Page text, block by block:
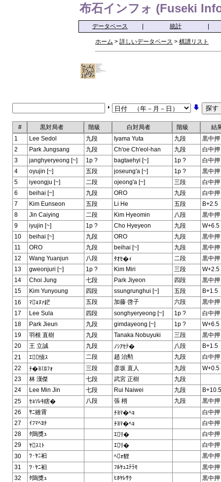
布石インフォ (Fuseki
データベース 統計
ホーム > 詳しいデータベース > 棋譜リスト
# 黒対局者 階級 白対局者 階級
結
1
Lee Sedol 九段 Iyama Yuta 九段
黒中
2
Park Jungsang 九段 Ch'oe Ch'eol-han 九段
白中
3
janghyeryeong [~] 1p ? bagtaehyi [~] 1p ?
白中
4
oyujin [~] 五段 joseung'a [~] 1p ?
黒中
5
iyeongju [~] 二段 ojeong'a [~] 三段
白中
6
beihai [~] 九段 ORO 九段
白中
7
Kim Eunseon 五段 Li He 五段
B+2.5
8
Jin Caiying 二段 Kim Hyeomin 八段
黒中
9
iyujin [~] 1p ? Cho Hyeyeon 九段
W+6.5
10
beihai [~] 九段 ORO 九段
黒中
11
ORO 九段 beihai [~] 九段
黒中
12
Wang Yuanjun 八段 ﾀｵｾ�ｨ 二段
黒中
13
gweonjuri [~] 1p ? Kim Miri 三段
W+2.5
14
Choi Jung 七段 Park Jiyeon 四段
黒中
15
Kim Yunyoung 四段 ssungrunghui [~] 五段
B+1.5
16
ﾏｮﾇｧ鋩 五段 加藤 啓子 六段
黒中
17
Lee Sula 四段 songhyeryeong [~] 1p ?
白中
18
Park Jieun 九段 gimdayeong [~] 1p ?
W+6.5
19
羽根 直樹 九段 Tanaka Nobuyuki 三段
黒中
20
王 立誠 九段 ﾉｼｱｾﾃ� 八段
B+1.5
21
ｴ憘ｽ 二段 趙 治勲 九段
白中
22
ﾁ�ﾖﾐﾛﾌｫ 三段 彦坂 直人 九段
W+0.5
23
林 漢傑 七段 武宮 正樹
九段
24
Lee Min Jin 七段 Rui Naiwei 九段
B+10.5
25
ｾｮｿﾚｷ瞎� 八段 張 栩 九段
黒中
26
ｻﾆ雖霄 ﾁﾖﾏ�ﾍｮ
白中
27
ｲﾌﾏﾍﾖﾁ ﾁﾖﾏ�ﾍｮ
白中
28
ﾀ隝獎ｭ ｴﾘ�
白中
29
ﾔｽﾐﾄ ｴﾘ�
白中
30
ﾂ･ﾔﾆ衵 ﾍｫ貍
黒中
31
ﾂ･ﾔﾆ衵 ﾌﾙﾔｭﾕﾃﾗﾓ
黒中
32
ﾀ隝獎ｭ ﾋﾎﾔﾚｻｸ
黒中